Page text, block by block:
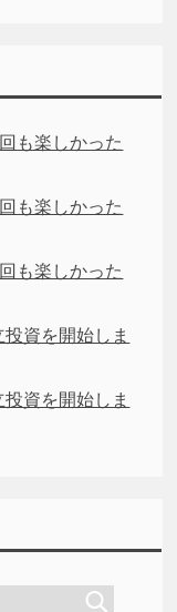
も楽しかった
も楽しかった
も楽しかった
資を開始しま
資を開始しま